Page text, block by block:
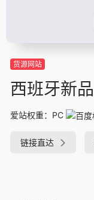
货源网站
西班牙新品
爱站权重： PC
链接直达